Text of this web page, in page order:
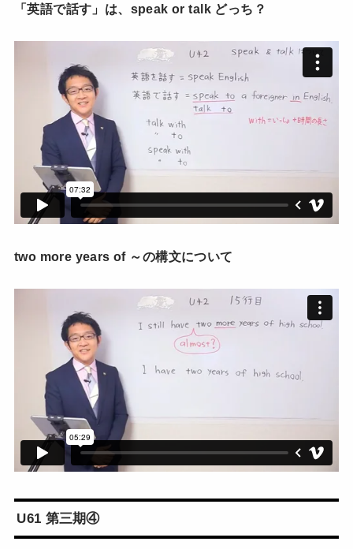
「英語で話す」は、speak or talk どっち？
two more years of ～の構文について
U61 第三期④